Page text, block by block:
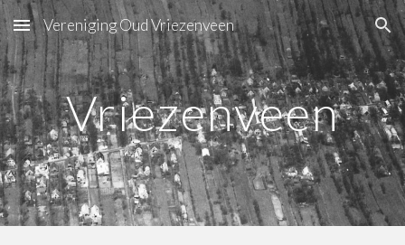
Skip to main content Skip to navigation
Vereniging Oud Vriezenveen
Vriezenveen